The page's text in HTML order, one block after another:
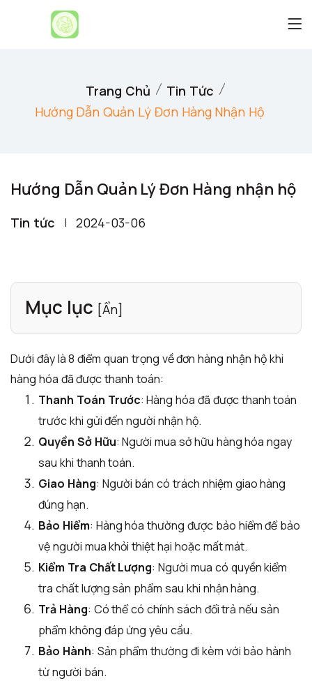
Trang Chủ
Tin Tức
Hướng Dẫn Quản Lý Đơn Hàng Nhận Hộ
Hướng Dẫn Quản Lý Đơn Hàng nhận hộ
Tin tức 2024-03-06
Mục lục [Ẩn]
Dưới đây là 8 điểm quan trọng về đơn hàng nhận hộ khi
hàng hóa đã được thanh toán:
Thanh Toán Trước: Hàng hóa đã được thanh toán
trước khi gửi đến người nhận hộ.
Quyền Sở Hữu: Người mua sở hữu hàng hóa ngay
sau khi thanh toán.
Giao Hàng: Người bán có trách nhiệm giao hàng
đúng hạn.
Bảo Hiểm: Hàng hóa thường được bảo hiểm để bảo
vệ người mua khỏi thiệt hại hoặc mất mát.
Kiểm Tra Chất Lượng: Người mua có quyền kiểm
tra chất lượng sản phẩm sau khi nhận hàng.
Trả Hàng: Có thể có chính sách đổi trả nếu sản
phẩm không đáp ứng yêu cầu.
Bảo Hành: Sản phẩm thường đi kèm với bảo hành
từ người bán.